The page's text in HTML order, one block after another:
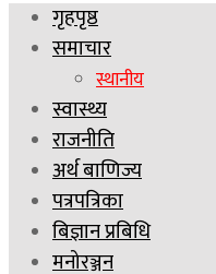
गृहपृष्ठ
समाचार
स्थानीय
स्वास्थ्य
राजनीति
अर्थ बाणिज्य
पत्रपत्रिका
बिज्ञान प्रबिधि
मनोरञ्जन